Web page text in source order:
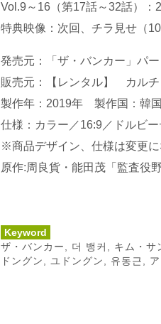
Vol.9～16（第17話～32話）：
特典映像：次回、チラ見せ（10
発売元：「ザ・バンカー」パ
販売元：【レンタル】 カル
製作年：2019年 製作国：韓
仕様：カラー／16:9／ドルビ
※商品デザイン、仕様は変更に
原作:周良貨・能田茂「監査役
Keyword
ザ・バンカー
더 뱅커 キム・サ
ドングン
ユドングン 유동근